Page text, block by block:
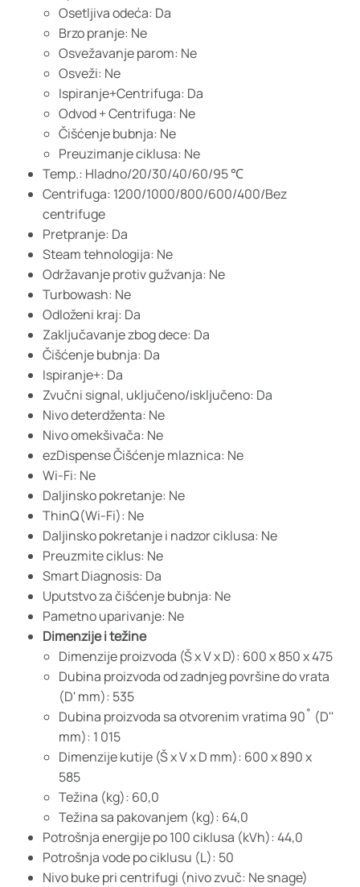
Osetljiva odeća: Da
Brzo pranje: Ne
Osvežavanje parom: Ne
Osveži: Ne
Ispiranje+Centrifuga: Da
Odvod + Centrifuga: Ne
Čišćenje bubnja: Ne
Preuzimanje ciklusa: Ne
Temp.: Hladno/20/30/40/60/95 ℃
Centrifuga: 1200/1000/800/600/400/Bez
centrifuge
Pretpranje: Da
Steam tehnologija: Ne
Održavanje protiv gužvanja: Ne
Turbowash: Ne
Odloženi kraj: Da
Zaključavanje zbog dece: Da
Čišćenje bubnja: Da
Ispiranje+: Da
Zvučni signal, uključeno/isključeno: Da
Nivo deterdženta: Ne
Nivo omekšivača: Ne
ezDispense Čišćenje mlaznica: Ne
Wi-Fi: Ne
Daljinsko pokretanje: Ne
ThinQ(Wi-Fi): Ne
Daljinsko pokretanje i nadzor ciklusa: Ne
Preuzmite ciklus: Ne
Smart Diagnosis: Da
Uputstvo za čišćenje bubnja: Ne
Pametno uparivanje: Ne
Dimenzije i težine
Dimenzije proizvoda (Š x V x D): 600 x 850 x 475
Dubina proizvoda od zadnjeg površine do vrata
(D' mm): 535
Dubina proizvoda sa otvorenim vratima 90˚ (D''
mm): 1 015
Dimenzije kutije (Š x V x D mm): 600 x 890 x
585
Težina (kg): 60,0
Težina sa pakovanjem (kg): 64,0
Potrošnja energije po 100 ciklusa (kVh): 44,0
Potrošnja vode po ciklusu (L): 50
Nivo buke pri centrifugi (nivo zvuč: Ne snage)